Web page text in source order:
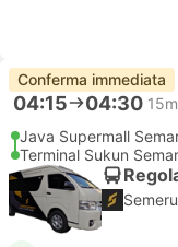
Conferma immediata
04:15 04:30 15m
Java Supermall
Terminal Sukun